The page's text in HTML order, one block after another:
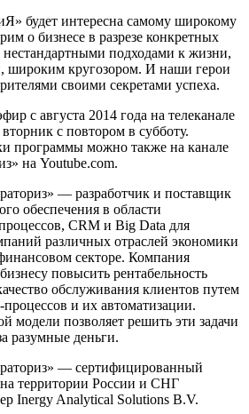
будет интересна самому широкому
о бизнесе в разрезе конкретных
подходами к жизни,
широким кругозором. И наши герои
своими секретами успеха.
с августа 2014 года на телеканале
с повтором в субботу.
программы можно также на канале
на Youtube.com.
— разработчик и поставщик
обеспечения в области
CRM и Big Data для
различных отраслей экономики
секторе. Компания
повысить рентабельность
обслуживания клиентов путем
и их автоматизации.
модели позволяет решить эти задачи
разумные деньги.
— сертифицированный
на территории России и СНГ
Inergy Analytical Solutions B.V.